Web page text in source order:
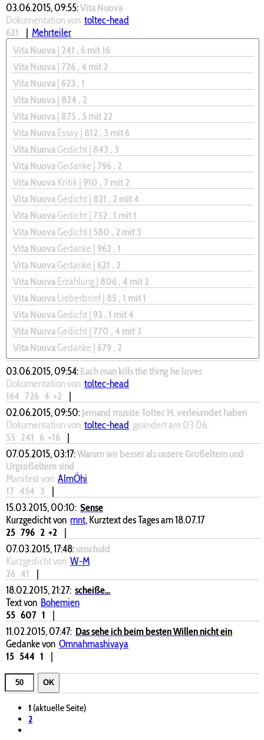
03.06.2015, 09:55:Vita Nuova
Dokumentation von toltec-head
621
| Mehrteiler
Vita Nuova| 241 , 6mit 16
Vita Nuova| 726, 4 mit 2
Vita Nuova| 623 , 1
Vita Nuova| 824 , 2
Vita Nuova| 875 , 5 mit 22
Vita NuovaEssay | 812 , 3 mit 6
Vita NuovaGedicht | 843 , 3
Vita NuovaGedanke | 796, 2
Vita NuovaKritik | 910 , 7 mit 2
Vita NuovaGedicht | 821 , 2 mit 4
Vita NuovaGedicht | 752 , 1 mit 1
Vita NuovaGedicht | 580 , 2 mit 3
Vita NuovaGedanke | 962 , 1
Vita NuovaGedanke | 621 , 2
Vita NuovaErzählung | 806, 4 mit 2
Vita NuovaLiebesbrief | 85 , 1 mit 1
Vita NuovaGedicht | 93 , 1 mit 4
Vita NuovaGedicht | 770 , 4 mit 3
Vita NuovaGedanke | 679, 2
03.06.2015, 09:54:Each man kills the thing he loves
Dokumentation von toltec-head
164 726 4 +2
|
02.06.2015, 09:50:Jemand musste Toltec H. verleumdet haben
Dokumentation von toltec-head , geändert am 03.06.
55 241 6 +16
|
07.05.2015, 03:17:Warum wir besser als unsere Großeltern und
Urgroßeltern sind
Manifest von AlmÖhi
17 454 3
|
15.03.2015, 00:10: Sense
Kurzgedicht von mnt, Kurztext des Tages am 18.07.17
25 796 2 +2
|
07.03.2015, 17:48:unschuld
Kurzgedicht von W-M
26 41
|
18.02.2015, 21:27: scheiße...
Text von Bohemien
55 607 1
|
11.02.2015, 07:47: Das sehe ich beim besten Willen nicht ein
Gedanke von Omnahmashivaya
15 544 1 |
OK
1 (aktuelle Seite)
2